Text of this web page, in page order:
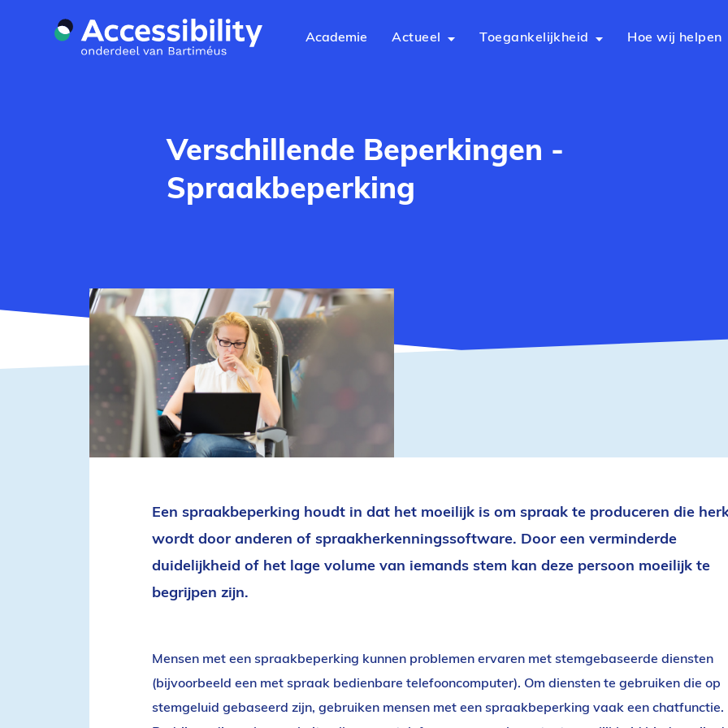
Naar hoofdinhoud
Academie
Actueel Toegankelijkheid Hoe wij helpen
Verschillende Beperkingen -
Spraakbeperking
Een spraakbeperking houdt in dat het moeilijk is om spraak te produceren die
wordt door anderen of spraakherkenningssoftware. Door een verminderde
duidelijkheid of het lage volume van iemands stem kan deze persoon moeilijk te
begrijpen zijn.
Mensen met een spraakbeperking kunnen problemen ervaren met stemgebaseerde diensten
(bijvoorbeeld een met spraak bedienbare telefooncomputer). Om diensten te gebruiken die op
stemgeluid gebaseerd zijn, gebruiken mensen met een spraakbeperking vaak een chatfunctie.